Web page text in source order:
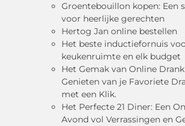
Groentebouillon kopen: Een
voor heerlijke gerechten
Hertog Jan online bestellen
Het beste inductiefornuis
keukenruimte en elk budget
Het Gemak van Online
Genieten van je Favoriete
met een Klik.
Het Perfecte 21 Diner: Een
Avond vol Verrassingen en